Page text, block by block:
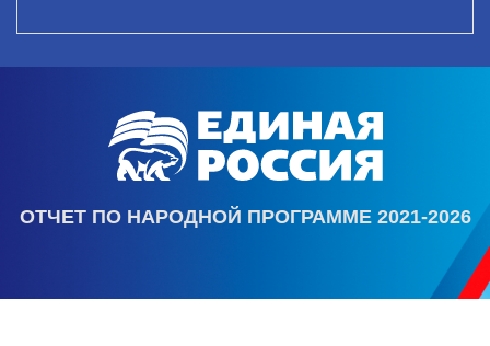
ОТЧЕТ ПО НАРОДНОЙ ПРОГРАММЕ 2021-2026